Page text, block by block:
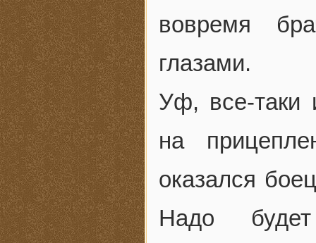
вовремя
глазами.
Уф, все-таки
на
оказался
Надо